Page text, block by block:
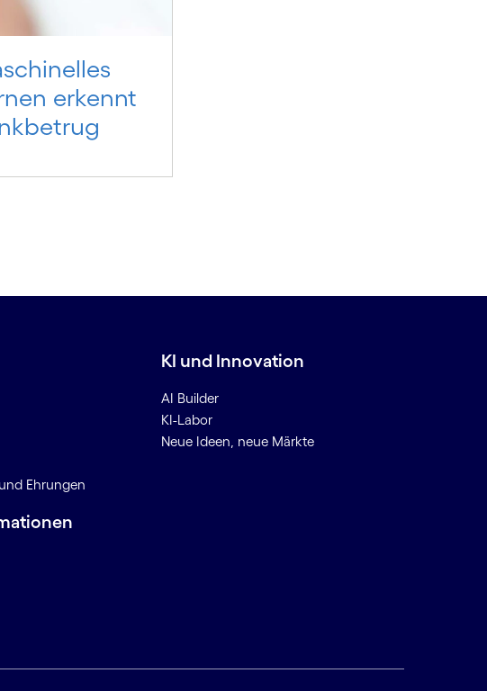
erkennt
Ehrungen
KI und Innovation
AI Builder
KI-Labor
Neue Ideen, neue Märkte